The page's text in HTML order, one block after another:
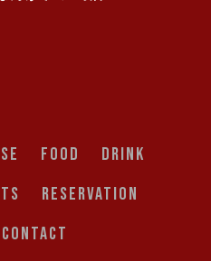
FOOD
DRINK
RESERVATION
CONTACT